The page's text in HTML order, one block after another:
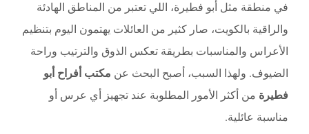
في منطقة مثل أبو فطيرة، اللي تعتبر من المناطق الهادئة
والراقية بالكويت، صار كثير من العائلات يهتمون اليوم بتنظيم
الأعراس والمناسبات بطريقة تعكس الذوق والترتيب وراحة
الضيوف. ولهذا السبب، أصبح البحث عن مكتب أفراح أبو
فطيرة من أكثر الأمور المطلوبة عند تجهيز أي عرس أو
مناسبة عائلية.